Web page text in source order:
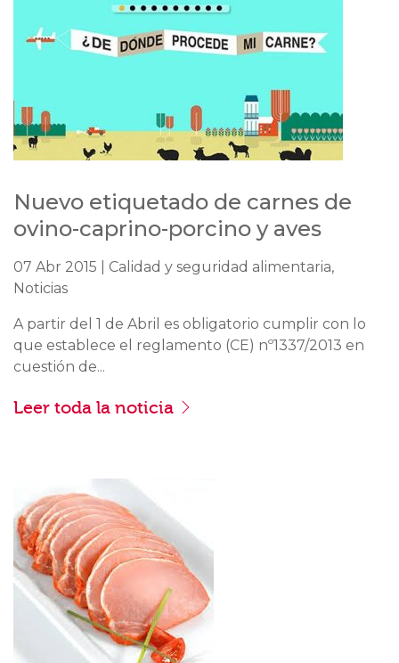
Nuevo etiquetado de carnes de
ovino-caprino-porcino y aves
07 Abr 2015 | Calidad y seguridad alimentaria,
Noticias
A partir del 1 de Abril es obligatorio cumplir con lo
que establece el reglamento (CE) nº1337/2013 en
cuestión de...
Leer toda la noticia